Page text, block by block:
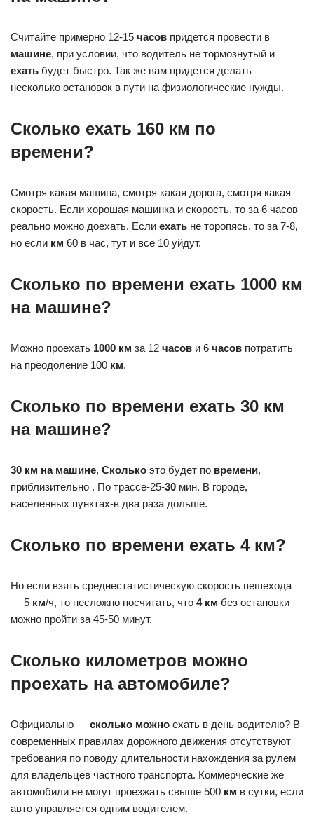
Считайте примерно 12-15 часов придется провести в
машине, при условии, что водитель не тормознутый и
ехать будет быстро. Так же вам придется делать
несколько остановок в пути на физиологические нужды.
Сколько ехать 160 км по
времени?
Смотря какая машина, смотря какая дорога, смотря какая
скорость. Если хорошая машинка и скорость, то за 6 часов
реально можно доехать. Если ехать не торопясь, то за 7-8,
но если км 60 в час, тут и все 10 уйдут.
Сколько по времени ехать 1000 км
на машине?
Можно проехать 1000 км за 12 часов и 6 часов потратить
на преодоление 100 км.
Сколько по времени ехать 30 км
на машине?
30 км на машине, Сколько это будет по времени,
приблизительно . По трассе-25-30 мин. В городе,
населенных пунктах-в два раза дольше.
Сколько по времени ехать 4 км?
Но если взять среднестатистическую скорость пешехода
— 5 км/ч, то несложно посчитать, что 4 км без остановки
можно пройти за 45-50 минут.
Сколько километров можно
проехать на автомобиле?
Официально — сколько можно ехать в день водителю? В
современных правилах дорожного движения отсутствуют
требования по поводу длительности нахождения за рулем
для владельцев частного транспорта. Коммерческие же
автомобили не могут проезжать свыше 500 км в сутки, если
авто управляется одним водителем.